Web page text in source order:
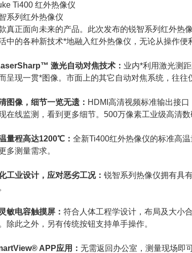
Ti400 红外热像仪
系列红外热像仪
真正面向未来的产品。此次发布的锐智系列红外热
中的各种新技术*地融入红外热像仪，无论从操作
激光自动对焦技术： 业内*利用激光测
呈现一贯*图像。市面上的其它自动对焦系统，往
图像，细节一览无遗： HDMI高清视频标准输出接
在线监测，看到更多细节。500万像素工业级高清
量程高达1200℃： 全新Ti400红外热像仪的标准高
多测量需求。
工业设计，应对恶劣工况： 锐智系列热像仪拥有具
敏电容触摸屏： 符合人体工程学设计，布局及大小
除此之外，另有传统按钮支持单手操作。
APP应用： 无需返回办公室，测量现场即